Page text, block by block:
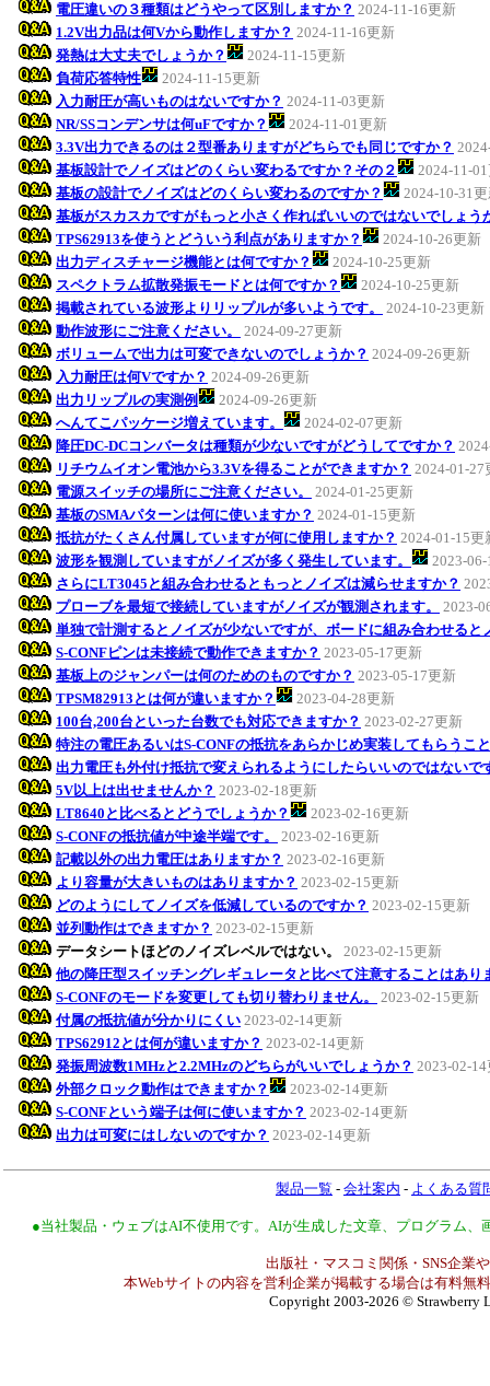
電圧違いの３種類はどうやって区別しますか？ 2024-11-16更新
1.2V出力品は何Vから動作しますか？ 2024-11-16更新
発熱は大丈夫でしょうか？
2024-11-15更新
負荷応答特性
2024-11-15更新
入力耐圧が高いものはないですか？ 2024-11-03更新
NR/SSコンデンサは何uFですか？
2024-11-01更新
3.3V出力できるのは２型番ありますがどちらでも同じですか？
基板設計でノイズはどのくらい変わるですか？その２
2024-11-
基板の設計でノイズはどのくらい変わるのですか？
2024-10-31
基板がスカスカですがもっと小さく作ればいいのではないでしょう
TPS62913を使うとどういう利点がありますか？
2024-10-26更新
出力ディスチャージ機能とは何ですか？
2024-10-25更新
スペクトラム拡散発振モードとは何ですか？
2024-10-25更新
掲載されている波形よりリップルが多いようです。
2024-10-23更新
動作波形にご注意ください。
2024-09-27更新
ボリュームで出力は可変できないのでしょうか？ 2024-09-26更新
入力耐圧は何Vですか？ 2024-09-26更新
出力リップルの実測例
2024-09-26更新
へんてこパッケージ増えています。
2024-02-07更新
降圧DC-DCコンバータは種類が少ないですがどうしてですか？
リチウムイオン電池から3.3Vを得ることができますか？ 2024-01-27
電源スイッチの場所にご注意ください。
2024-01-25更新
基板のSMAパターンは何に使いますか？ 2024-01-15更新
抵抗がたくさん付属していますが何に使用しますか？ 2024-01-15更
波形を観測していますがノイズが多く発生しています。
2023-
さらにLT3045と組み合わせるともっとノイズは減らせますか？
プローブを最短で接続していますがノイズが観測されます。
2023-
単独で計測するとノイズが少ないですが、ボードに組み合わせると
S-CONFピンは未接続で動作できますか？ 2023-05-17更新
基板上のジャンパーは何のためのものですか？ 2023-05-17更新
TPSM82913とは何が違いますか？
2023-04-28更新
100台,200台といった台数でも対応できますか？ 2023-02-27更新
特注の電圧あるいはS-CONFの抵抗をあらかじめ実装してもらうこ
出力電圧も外付け抵抗で変えられるようにしたらいいのではないで
5V以上は出せませんか？ 2023-02-18更新
LT8640と比べるとどうでしょうか？
2023-02-16更新
S-CONFの抵抗値が中途半端です。
2023-02-16更新
記載以外の出力電圧はありますか？ 2023-02-16更新
より容量が大きいものはありますか？ 2023-02-15更新
どのようにしてノイズを低減しているのですか？ 2023-02-15更新
並列動作はできますか？ 2023-02-15更新
データシートほどのノイズレベルではない。
2023-02-15更新
他の降圧型スイッチングレギュレータと比べて注意することはあり
S-CONFのモードを変更しても切り替わりません。
2023-02-15更新
付属の抵抗値が分かりにくい 2023-02-14更新
TPS62912とは何が違いますか？ 2023-02-14更新
発振周波数1MHzと2.2MHzのどちらがいいでしょうか？ 2023-02-
外部クロック動作はできますか？
2023-02-14更新
S-CONFという端子は何に使いますか？ 2023-02-14更新
出力は可変にはしないのですか？ 2023-02-14更新
製品一覧 - 会社案内 - よくある質
●当社製品・ウェブはAI不使用です。AIが生成した文章、プログラム
出版社・マスコミ関係・SNS企業
本Webサイトの内容を営利企業が掲載する場合は有料無
Copyright 2003-2026 © Strawberry